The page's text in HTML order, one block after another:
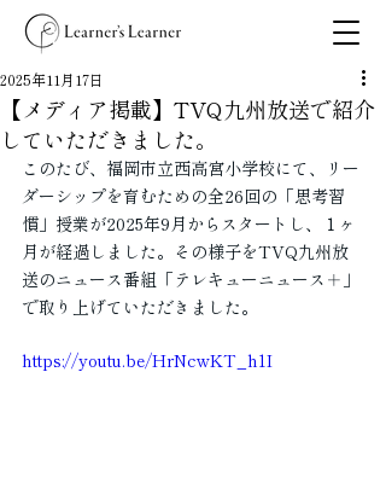
【メディア掲載】TVQ九州放送で紹介
していただきました。
2025年11月17日
このたび、福岡市立西高宮小学校にて、リー
ダーシップを育むための全26回の「思考習
慣」授業が2025年9月からスタートし、１ヶ
月が経過しました。その様子をTVQ九州放
送のニュース番組「テレキューニュース＋」
で取り上げていただきました。
https://youtu.be/HrNcwKT_h1I